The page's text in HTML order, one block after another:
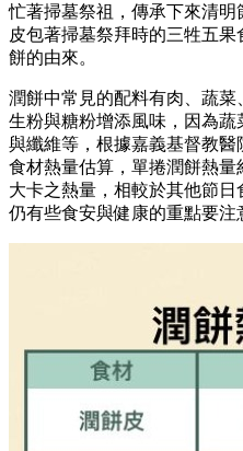
忙著掃墓祭祖，傳承下來清
皮包著掃墓祭拜時的三牲五
餅的由來。
潤餅中常見的配料有肉、蔬
生粉與糖粉增添風味，因為
與纖維等，根據嘉義基督教
食材熱量估算，單捲潤餅熱量
大卡之熱量，相較於其他節
仍有些食安與健康的重點要注